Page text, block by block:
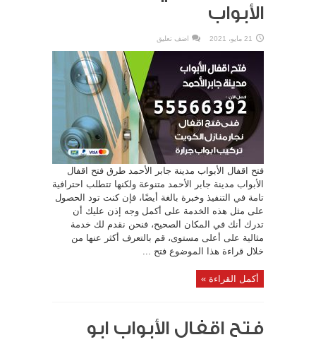
الأبواب
21 مايو، 2021 اضف تعليق
فتح اقفال الأبواب مدينة جابر الأحمد طرق فتح اقفال
الأبواب مدينة جابر الأحمد متنوعة ولكنها تتطلب احترافية
تامة في التنفيذ وخبرة بالغة أيضًا، فإن كنت تود الحصول
على مثل هذه الخدمة على أكمل وجه إذن عليك أن
تدرك أنك في المكان الصحيح، فنحن نقدم لك خدمة
مثالية على أعلى مستوى، قم بالتعرف أكثر عنها من
خلال قراءة هذا الموضوع فتح ...
أكمل القراءة »
فتح اقفال الأبواب ابو